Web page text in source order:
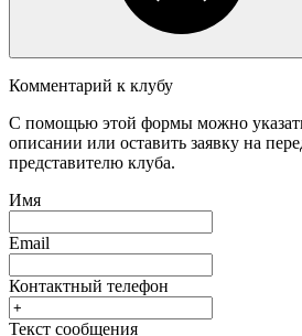
Комментарий к клубу
С помощью этой формы можно
описании или оставить заявку на
представителю клуба.
Имя
Email
Контактный телефон
Текст сообщения